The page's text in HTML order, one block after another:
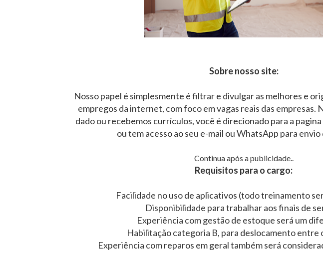
Sobre nosso site:
Nosso papel é simplesmente é filtrar e divulgar as melhores e
empregos da internet, com foco em vagas reais das empresas.
dado ou recebemos currículos, você é direcionado para a
ou tem acesso ao seu e-mail ou WhatsApp para
Continua após a publicidade..
Requisitos para o cargo:
Facilidade no uso de aplicativos (todo treinamento
Disponibilidade para trabalhar aos finais de
Experiência com gestão de estoque será um
Habilitação categoria B, para deslocamento entre
Experiência com reparos em geral também será